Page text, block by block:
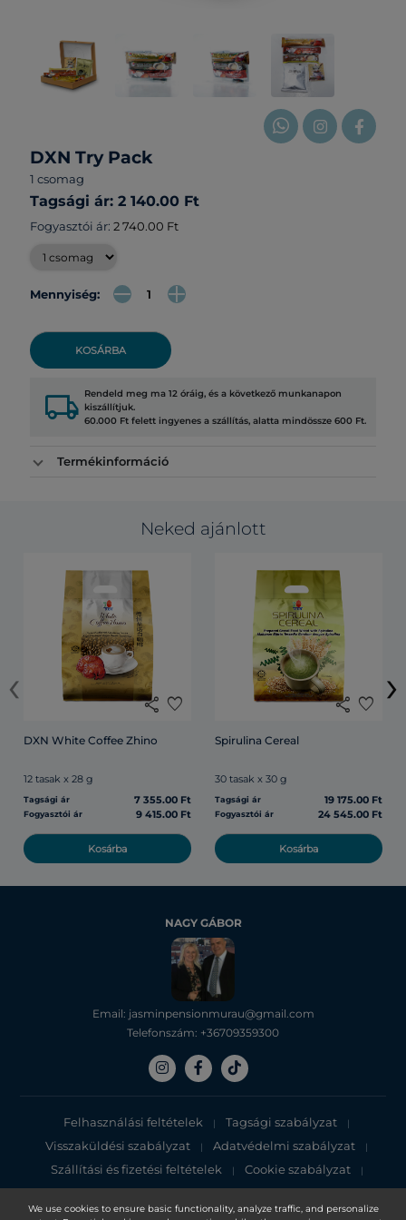
We use cookies to ensure basic functionality, analyze traffic, and personalize
DXN Try Pack
1 csomag
Tagsági ár: 2 140.00 Ft
Fogyasztói ár: 2 740.00 Ft
Mennyiség:
KOSÁRBA
local_shipping Rendeld meg ma 12 óráig, és a következő munkanapon
kiszállítjuk.
60.000 Ft felett ingyenes a szállítás, alatta mindössze 600 Ft.
Termékinformáció
Neked ajánlott
share favorite
DXN White Coffee Zhino
12 tasak x 28 g
Tagsági ár 7 355.00 Ft
Fogyasztói ár 9 415.00 Ft
Kosárba
share favorite
Spirulina Cereal
30 tasak x 30 g
Tagsági ár 19 175.00 Ft
Fogyasztói ár 24 545.00 Ft
Kosárba
‹ ›
NAGY GÁBOR
Email: jasminpensionmurau@gmail.com
Telefonszám: +36709359300
Felhasználási feltételek | Tagsági szabályzat |
Visszaküldési szabályzat | Adatvédelmi szabályzat |
Szállítási és fizetési feltételek | Cookie szabályzat |
Adatvédelmi tájékoztató